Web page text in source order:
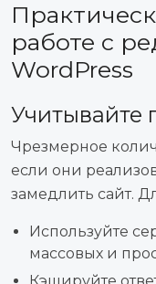
работе с
WordPress
Учитывайте
Чрезмерное
если они
замедлить сайт.
Используйте
массовых и